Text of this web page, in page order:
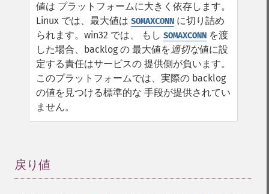
値は プラットフォームに大きく依存します。
Linux では、最大値は SOMAXCONN に切り詰め
られます。win32 では、 もし SOMAXCONN を渡
した場合、backlog の 最大値を適切な値に設
定する責任はサービスの 提供側が負います。
このプラットフォームでは、実際の backlog
の値を見つける標準的な 手段が提供されてい
ません。
戻り値